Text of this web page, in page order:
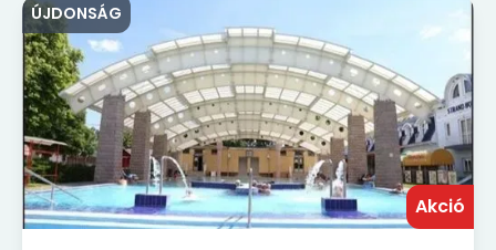
Akció
ÚJDONSÁG